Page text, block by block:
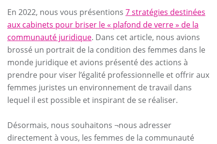
En 2022, nous vous présentions 7 stratégies destinées
aux cabinets pour briser le « plafond de verre » de la
communauté juridique. Dans cet article, nous avions
brossé un portrait de la condition des femmes dans le
monde juridique et avions présenté des actions à
prendre pour viser l’égalité professionnelle et offrir aux
femmes juristes un environnement de travail dans
lequel il est possible et inspirant de se réaliser.
Désormais, nous souhaitons ¬nous adresser
directement à vous, les femmes de la communauté